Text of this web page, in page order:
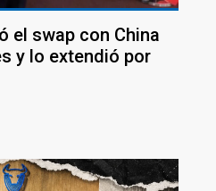
el swap con China
y lo extendió por